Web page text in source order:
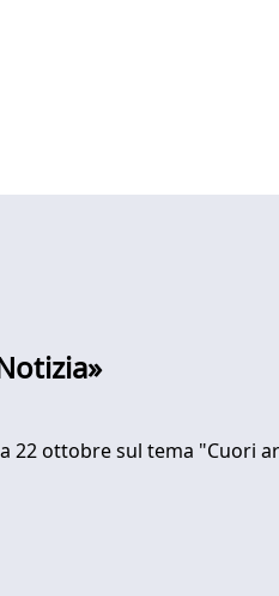
22 ottobre sul tema "Cuori